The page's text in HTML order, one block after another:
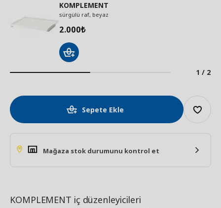
KOMPLEMENT
sürgülü raf, beyaz
2.000₺
1 / 2
Sepete Ekle
Mağaza stok durumunu kontrol et
KOMPLEMENT iç düzenleyicileri